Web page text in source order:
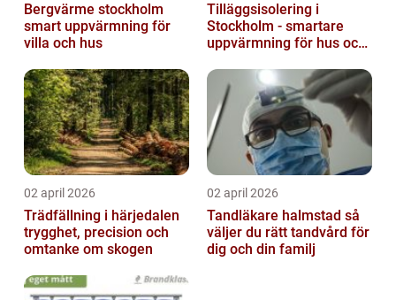
Bergvärme stockholm
smart uppvärmning för
villa och hus
Tilläggsisolering i
Stockholm - smartare
uppvärmning för hus och
02 april 2026
Trädfällning i härjedalen
trygghet, precision och
omtanke om skogen
02 april 2026
Tandläkare halmstad så
väljer du rätt tandvård för
dig och din familj